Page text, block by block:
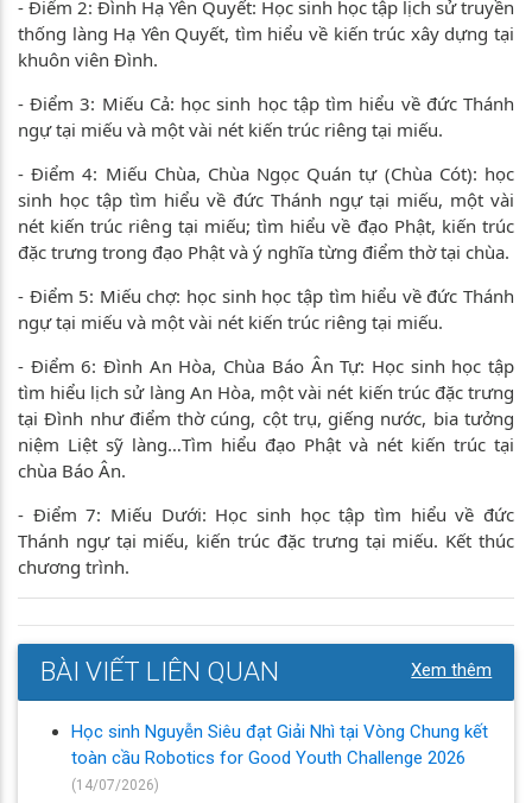
- Điểm 2: Đình Hạ Yên Quyết: Học sinh học tập lịch sử truyền
thống làng Hạ Yên Quyết, tìm hiểu về kiến trúc xây dựng tại
khuôn viên Đình.
- Điểm 3: Miếu Cả: học sinh học tập tìm hiểu về đức Thánh
ngự tại miếu và một vài nét kiến trúc riêng tại miếu.
- Điểm 4: Miếu Chùa, Chùa Ngọc Quán tự (Chùa Cót): học
sinh học tập tìm hiểu về đức Thánh ngự tại miếu, một vài
nét kiến trúc riêng tại miếu; tìm hiểu về đạo Phật, kiến trúc
đặc trưng trong đạo Phật và ý nghĩa từng điểm thờ tại chùa.
- Điểm 5: Miếu chợ: học sinh học tập tìm hiểu về đức Thánh
ngự tại miếu và một vài nét kiến trúc riêng tại miếu.
- Điểm 6: Đình An Hòa, Chùa Báo Ân Tự: Học sinh học tập
tìm hiểu lịch sử làng An Hòa, một vài nét kiến trúc đặc trưng
tại Đình như điểm thờ cúng, cột trụ, giếng nước, bia tưởng
niệm Liệt sỹ làng…Tìm hiểu đạo Phật và nét kiến trúc tại
chùa Báo Ân.
- Điểm 7: Miếu Dưới: Học sinh học tập tìm hiểu về đức
Thánh ngự tại miếu, kiến trúc đặc trưng tại miếu. Kết thúc
chương trình.
BÀI VIẾT LIÊN QUAN Xem thêm
Học sinh Nguyễn Siêu đạt Giải Nhì tại Vòng Chung kết
toàn cầu Robotics for Good Youth Challenge 2026
(14/07/2026)